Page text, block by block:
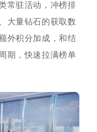
常驻活动，冲榜排
大量钻石的获取数
外积分加成，和结
期，快速拉满榜单